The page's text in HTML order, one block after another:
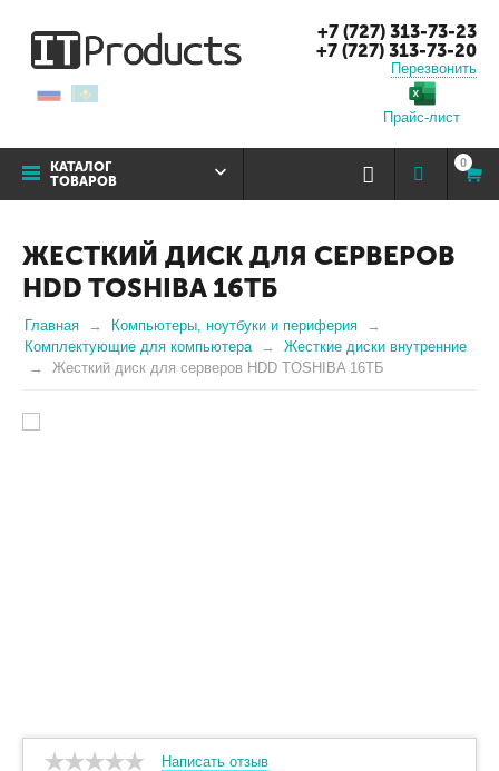
+7 (727) 313-73-23
+7 (727) 313-73-20
Перезвонить
Прайс-лист
КАТАЛОГ
ТОВАРОВ
0
ЖЕСТКИЙ ДИСК ДЛЯ СЕРВЕРОВ
HDD TOSHIBA 16ТБ
Главная
Компьютеры, ноутбуки и периферия
Комплектующие для компьютера
Жесткие диски внутренние
Жесткий диск для серверов HDD TOSHIBA 16ТБ
Написать отзыв